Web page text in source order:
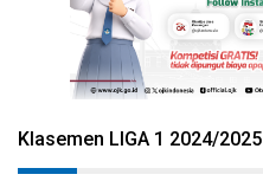
Klasemen LIGA 1 2024/2025